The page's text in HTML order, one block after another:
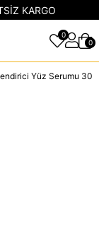
KARGO
0
0
Yüz Serumu